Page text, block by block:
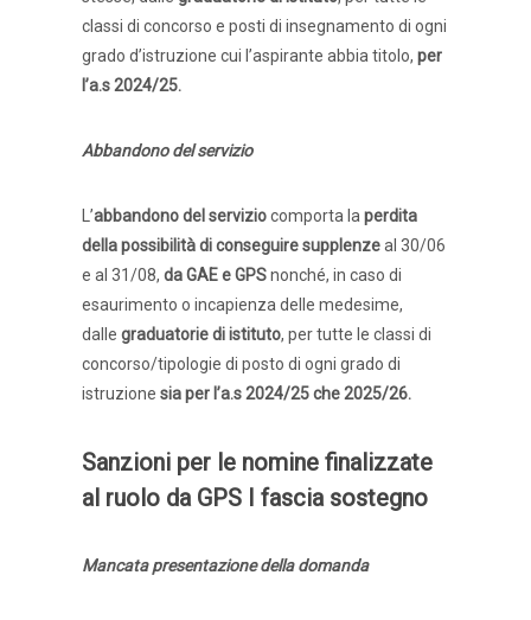
classi di concorso e posti di insegnamento di ogni
grado d’istruzione cui l’aspirante abbia titolo, per
l’a.s 2024/25.
Abbandono del servizio
L’abbandono del serviziocomporta laperdita
della possibilità di conseguire supplenzeal 30/06
e al 31/08, da GAE e GPSnonché, in caso di
esaurimento o incapienza delle medesime,
dalle graduatorie di istituto, per tutte le classi di
concorso/tipologie di posto di ogni grado di
istruzione sia per l’a.s 2024/25 che 2025/26.
Sanzioni per le nomine finalizzate
al ruolo da GPS I fascia sostegno
Mancata presentazione della domanda